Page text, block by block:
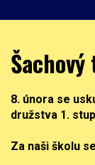
to
ZŠ
8. února se
družstva 1.
Za naši školu